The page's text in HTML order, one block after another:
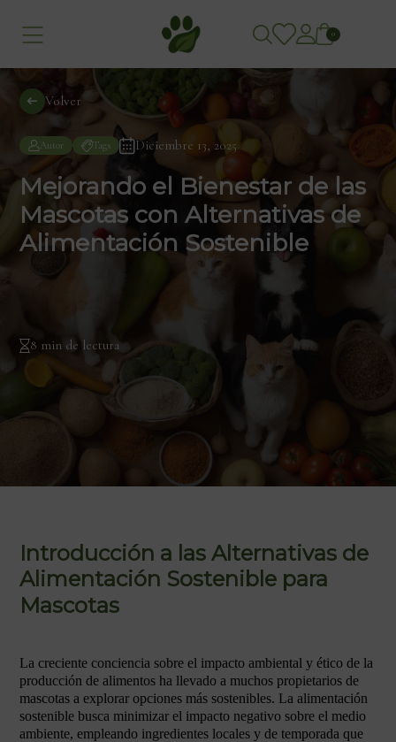
0
Volver
Autor Tags Diciembre 13, 2025
Mejorando el Bienestar de las
Mascotas con Alternativas de
Alimentación Sostenible
8 min de lectura
Introducción a las Alternativas de
Alimentación Sostenible para
Mascotas
La creciente conciencia sobre el impacto ambiental y ético de la
producción de alimentos ha llevado a muchos propietarios de
mascotas a explorar opciones más sostenibles. La alimentación
sostenible busca minimizar el impacto negativo sobre el medio
ambiente, empleando ingredientes locales y de temporada que